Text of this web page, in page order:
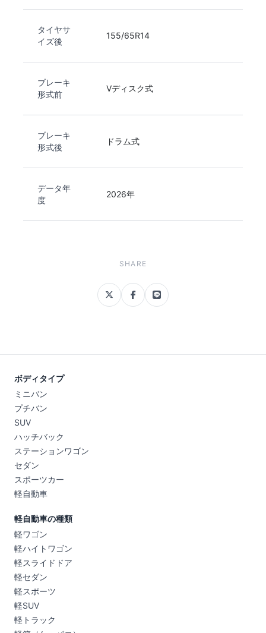
タイヤサ
イズ後
155/65R14
ブレーキ
形式前
Vディスク式
ブレーキ
形式後
ドラム式
データ年
度
2026年
SHARE
ボディタイプ
ミニバン
プチバン
SUV
ハッチバック
ステーションワゴン
セダン
スポーツカー
軽自動車
軽自動車の種類
軽ワゴン
軽ハイトワゴン
軽スライドドア
軽セダン
軽スポーツ
軽SUV
軽トラック